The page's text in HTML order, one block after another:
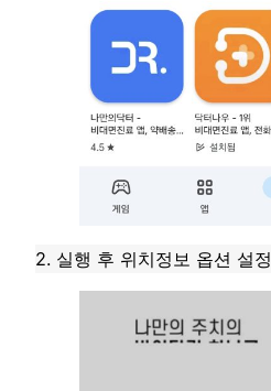
2. 실행 후 위치정보 옵션 설정